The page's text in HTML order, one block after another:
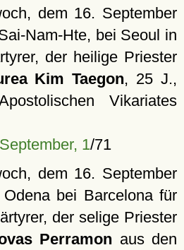
dem 16. September
Nam-Hte, bei Seoul in
der heilige Priester
Kim Taegon, 25 J.,
Vikariates
1/71
dem 16. September
bei Barcelona für
der selige Priester
Perramon aus den